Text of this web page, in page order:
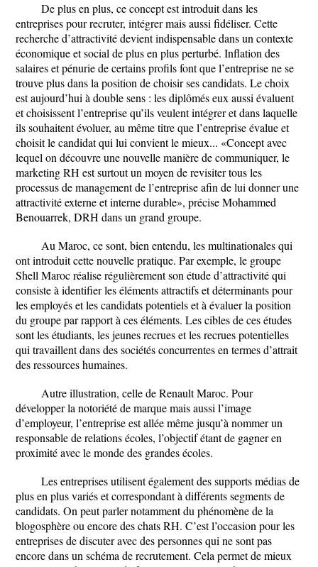
De plus en plus, ce concept est introduit dans les
entreprises pour recruter, intégrer mais aussi fidéliser. Cette
recherche d’attractivité devient indispensable dans un contexte
économique et social de plus en plus perturbé. Inflation des
salaires et pénurie de certains profils font que l’entreprise ne se
trouve plus dans la position de choisir ses candidats. Le choix
est aujourd’hui à double sens : les diplômés eux aussi évaluent
et choisissent l’entreprise qu’ils veulent intégrer et dans laquelle
ils souhaitent évoluer, au même titre que l’entreprise évalue et
choisit le candidat qui lui convient le mieux... «Concept avec
lequel on découvre une nouvelle manière de communiquer, le
marketing RH est surtout un moyen de revisiter tous les
processus de management de l’entreprise afin de lui donner une
attractivité externe et interne durable», précise Mohammed
Benouarrek, DRH dans un grand groupe.
Au Maroc, ce sont, bien entendu, les multinationales qui
ont introduit cette nouvelle pratique. Par exemple, le groupe
Shell Maroc réalise régulièrement son étude d’attractivité qui
consiste à identifier les éléments attractifs et déterminants pour
les employés et les candidats potentiels et à évaluer la position
du groupe par rapport à ces éléments. Les cibles de ces études
sont les étudiants, les jeunes recrues et les recrues potentielles
qui travaillent dans des sociétés concurrentes en termes d’attrait
des ressources humaines.
Autre illustration, celle de Renault Maroc. Pour
développer la notoriété de marque mais aussi l’image
d’employeur, l’entreprise est allée même jusqu’à nommer un
responsable de relations écoles, l’objectif étant de gagner en
proximité avec le monde des grandes écoles.
Les entreprises utilisent également des supports médias de
plus en plus variés et correspondant à différents segments de
candidats. On peut parler notamment du phénomène de la
blogosphère ou encore des chats RH. C’est l’occasion pour les
entreprises de discuter avec des personnes qui ne sont pas
encore dans un schéma de recrutement. Cela permet de mieux